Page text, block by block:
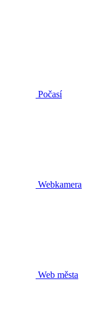
Počasí
Webkamera
Web města